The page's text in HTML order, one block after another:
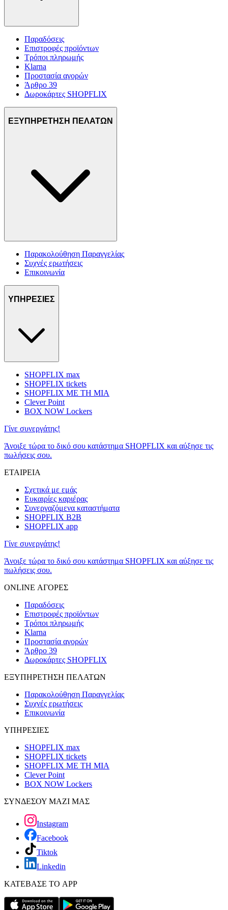
Παραδόσεις
Επιστροφές προϊόντων
Τρόποι πληρωμής
Klarna
Προστασία αγορών
Άρθρο 39
Δωροκάρτες SHOPFLIX
ΕΞΥΠΗΡΕΤΗΣΗ ΠΕΛΑΤΩΝ
Παρακολούθηση Παραγγελίας
Συχνές ερωτήσεις
Επικοινωνία
ΥΠΗΡΕΣΙΕΣ
SHOPFLIX max
SHOPFLIX tickets
SHOPFLIX ΜΕ ΤΗ ΜΙΑ
Clever Point
BOX NOW Lockers
Γίνε συνεργάτης!
Άνοιξε τώρα το δικό σου κατάστημα SHOPFLIX και αύξησε τις
πωλήσεις σου.
ΕΤΑΙΡΕΙΑ
Σχετικά με εμάς
Ευκαιρίες καριέρας
Συνεργαζόμενα καταστήματα
SHOPFLIX B2B
SHOPFLIX app
Γίνε συνεργάτης!
Άνοιξε τώρα το δικό σου κατάστημα SHOPFLIX και αύξησε τις
πωλήσεις σου.
ONLINE ΑΓΟΡΕΣ
Παραδόσεις
Επιστροφές προϊόντων
Τρόποι πληρωμής
Klarna
Προστασία αγορών
Άρθρο 39
Δωροκάρτες SHOPFLIX
ΕΞΥΠΗΡΕΤΗΣΗ ΠΕΛΑΤΩΝ
Παρακολούθηση Παραγγελίας
Συχνές ερωτήσεις
Επικοινωνία
ΥΠΗΡΕΣΙΕΣ
SHOPFLIX max
SHOPFLIX tickets
SHOPFLIX ΜΕ ΤΗ ΜΙΑ
Clever Point
BOX NOW Lockers
ΣΥΝΔΕΣΟΥ ΜΑΖΙ ΜΑΣ
Instagram
Facebook
Tiktok
Linkedin
ΚΑΤΕΒΑΣΕ ΤΟ APP